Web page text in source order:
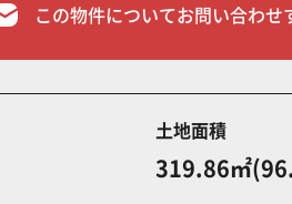
この物件についてお問い合わせ
土地面積
319.86㎡